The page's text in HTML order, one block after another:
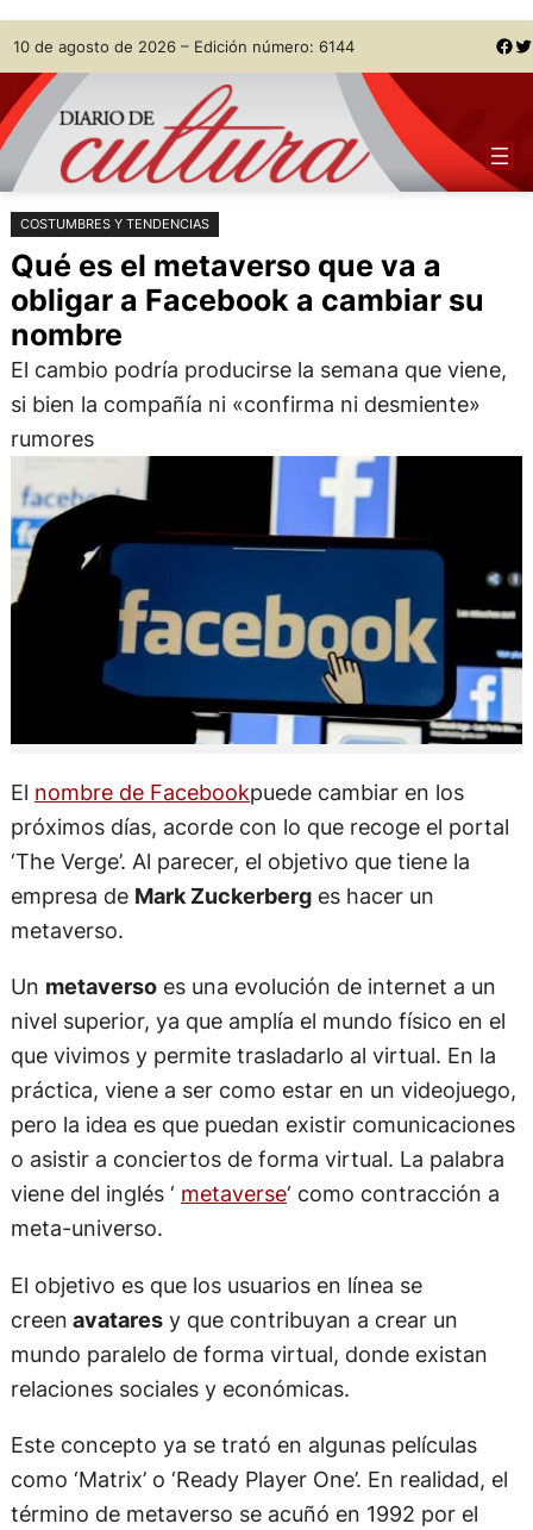
Saltar
al
contenido
Skip
to
content
10 de agosto de 2026 – Edición número: 6144 Facebook Twitter
COSTUMBRES Y TENDENCIAS
Qué es el metaverso que va a
obligar a Facebook a cambiar su
nombre
El cambio podría producirse la semana que viene,
si bien la compañía ni «confirma ni desmiente»
rumores
El nombre de Facebookpuede cambiar en los
próximos días, acorde con lo que recoge el portal
‘The Verge’. Al parecer, el objetivo que tiene la
empresa de Mark Zuckerberges hacer un
metaverso.
Un metaversoes una evolución de internet a un
nivel superior, ya que amplía el mundo físico en el
que vivimos y permite trasladarlo al virtual. En la
práctica, viene a ser como estar en un videojuego,
pero la idea es que puedan existir comunicaciones
o asistir a conciertos de forma virtual. La palabra
viene del inglés ‘ metaverse‘ como contracción a
meta-universo.
El objetivo es que los usuarios en línea se
creen avataresy que contribuyan a crear un
mundo paralelo de forma virtual, donde existan
relaciones sociales y económicas.
Este concepto ya se trató en algunas películas
como ‘Matrix’ o ‘Ready Player One’. En realidad, el
término de metaverso se acuñó en 1992 por el